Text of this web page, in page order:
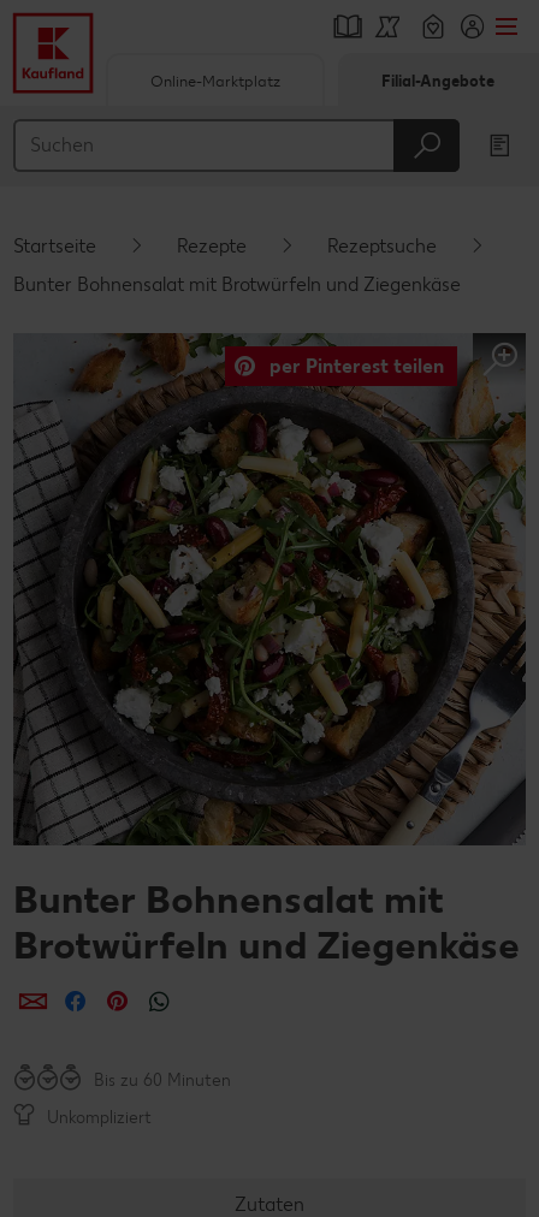
Hauptinhalt
Schwebender Seitenbereich
Online-Marktplatz Filial-Angebote
Startseite Rezepte
Rezeptsuche
Bunter Bohnensalat mit Brotwürfeln und Ziegenkäse
per Pinterest teilen
Bunter Bohnensalat mit
Brotwürfeln und Ziegenkäse
per E-Mail teilen
per Facebook teilen
per Pinterest teilen
Bis zu 60 Minuten
Unkompliziert
Zutaten